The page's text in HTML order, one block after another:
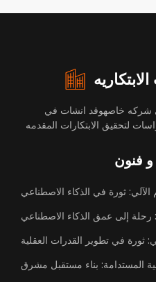
شركه خاصهوقد انشات في
فنون
الآلي: ثورة في الذكاء الاصطناعي
رحلة إلى عمق الذكاء الاصطناعي
ثورة في تطوير القدرات العقلية
المستدامة: بناء مستقبل مشرق